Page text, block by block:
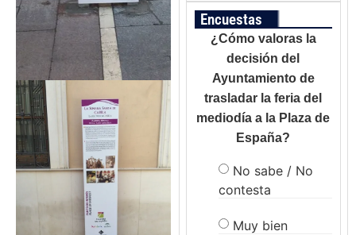
Encuestas
¿Cómo valoras la
decisión del
Ayuntamiento de
trasladar la feria del
mediodía a la Plaza de
España?
No sabe / No
contesta
Muy bien